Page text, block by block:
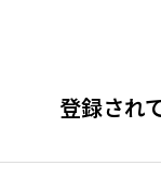
登録され